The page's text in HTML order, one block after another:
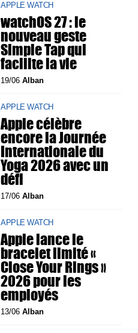
APPLE WATCH
watchOS 27 : le
nouveau geste
Simple Tap qui
facilite la vie
19/06Alban
APPLE WATCH
Apple célèbre
encore la Journée
Internationale du
Yoga 2026 avec un
défi
17/06Alban
APPLE WATCH
Apple lance le
bracelet limité «
Close Your Rings »
2026 pour les
employés
13/06Alban